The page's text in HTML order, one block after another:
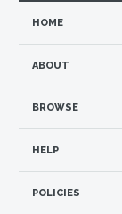
HOME
ABOUT
BROWSE
HELP
POLICIES